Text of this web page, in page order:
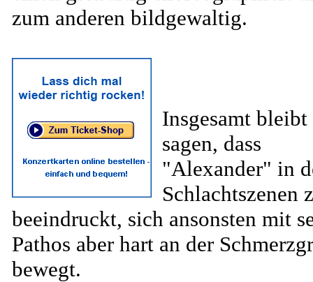
zum anderen bildgewaltig.
Insgesamt bleibt
sagen, dass
"Alexander" in
Schlachtszenen
beeindruckt, sich ansonsten mit
Pathos aber hart an der
bewegt.